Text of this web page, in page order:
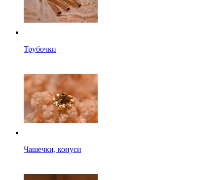
Трубочки
Чашечки, конуси